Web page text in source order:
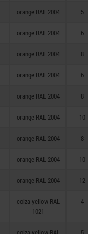
orange RAL 2004 5
orange RAL 2004 6
orange RAL 2004 8
orange RAL 2004 6
orange RAL 2004 8
orange RAL 2004 10
orange RAL 2004 8
orange RAL 2004 10
orange RAL 2004 12
colza yellow RAL
1021
4